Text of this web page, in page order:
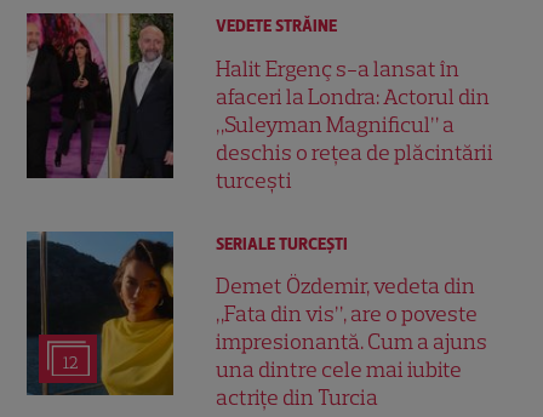
VEDETE STRĂINE
Halit Ergenç s-a lansat în
afaceri la Londra: Actorul din
„Suleyman Magnificul” a
deschis o rețea de plăcintării
turcești
12
SERIALE TURCEŞTI
Demet Özdemir, vedeta din
„Fata din vis”, are o poveste
impresionantă. Cum a ajuns
una dintre cele mai iubite
actrițe din Turcia